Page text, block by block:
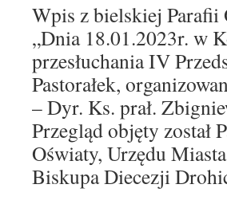
Wpis z bielskiej Parafii
„Dnia 18.01.2023r. w
przesłuchania IV
Pastorałek,
– Dyr. Ks. prał.
Przegląd objęty został
Oświaty, Urzędu
Biskupa Diecezji